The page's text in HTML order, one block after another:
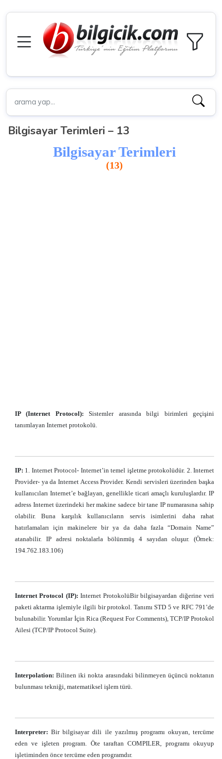
Bilgisayar Terimleri – 13
Bilgisayar Terimleri
(13)
IP (Internet Protocol): Sistemler arasında bilgi birimleri geçişini
tanımlayan Internet protokolü.
IP: 1. Internet Protocol- Internet’in temel işletme protokolüdür. 2. Internet
Provider- ya da Internet Access Provider. Kendi servisleri üzerinden başka
kullanıcıları Internet’e bağlayan, genellikle ticari amaçlı kuruluşlardır. IP
adress Internet üzerindeki her makine sadece bir tane IP numarasına sahip
olabilir. Buna karşılık kullanıcıların servis isimlerini daha rahat
hatırlamaları için makinelere bir ya da daha fazla “Domain Name”
atanabilir. IP adresi noktalarla bölünmüş 4 sayıdan oluşur. (Örnek:
194.762.183.106)
Internet Protocol (IP): Internet ProtokolüBir bilgisayardan diğerine veri
paketi aktarma işlemiyle ilgili bir protokol. Tanımı STD 5 ve RFC 791’de
bulunabilir. Yorumlar İçin Rica (Request For Comments), TCP/IP Protokol
Ailesi (TCP/IP Protocol Suite).
Interpolation: Bilinen iki nokta arasındaki bilinmeyen üçüncü noktanın
bulunması tekniği, matematiksel işlem türü.
Interpreter: Bir bilgisayar dili ile yazılmış programı okuyan, tercüme
eden ve işleten program. Öte taraftan COMPILER, programı okuyup
işletiminden önce tercüme eden programdır.